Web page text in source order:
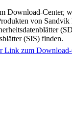
Download-Center,
von
(SIS) finden.
Link zum